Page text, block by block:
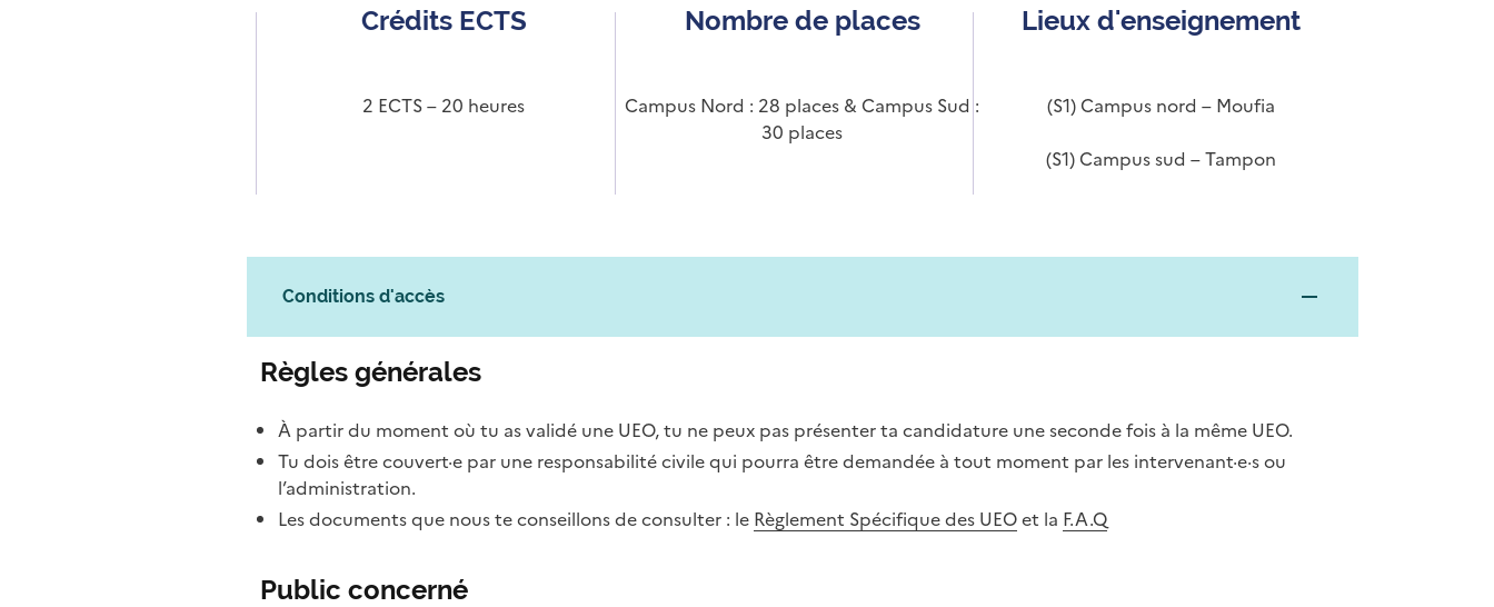
Crédits ECTS
2 ECTS – 20 heures
Nombre de places
Campus Nord : 28 places & Campus Sud :
30 places
Lieux d'enseignement
(S1) Campus nord – Moufia
(S1) Campus sud – Tampon
Conditions d'accès
Règles générales
À partir du moment où tu as validé une UEO, tu ne peux pas présenter ta candidature une seconde fois à la même UEO.
Tu dois être couvert·e par une responsabilité civile qui pourra être demandée à tout moment par les intervenant·e·s ou
l’administration.
Les documents que nous te conseillons de consulter : le Règlement Spécifique des UEOet la F.A.Q
Public concerné